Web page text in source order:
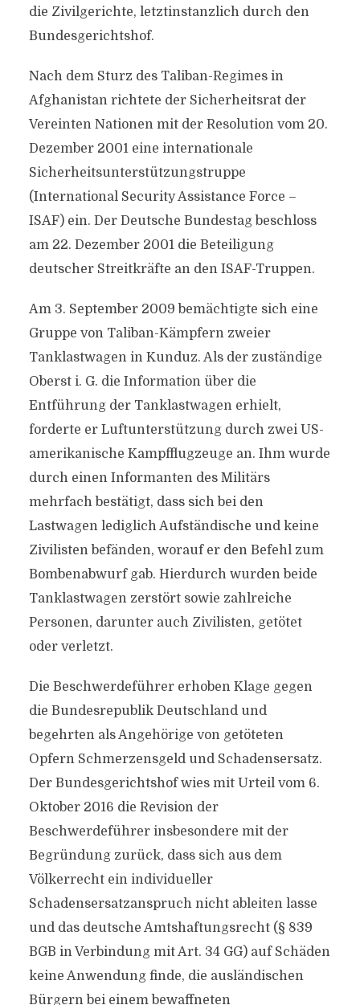
die Zivilgerichte, letztinstanzlich durch den
Bundesgerichtshof.
Nach dem Sturz des Taliban-Regimes in
Afghanistan richtete der Sicherheitsrat der
Vereinten Nationen mit der Resolution vom 20.
Dezember 2001 eine internationale
Sicherheitsunterstützungstruppe
(International Security Assistance Force –
ISAF) ein. Der Deutsche Bundestag beschloss
am 22. Dezember 2001 die Beteiligung
deutscher Streitkräfte an den ISAF-Truppen.
Am 3. September 2009 bemächtigte sich eine
Gruppe von Taliban-Kämpfern zweier
Tanklastwagen in Kunduz. Als der zuständige
Oberst i. G. die Information über die
Entführung der Tanklastwagen erhielt,
forderte er Luftunterstützung durch zwei US-
amerikanische Kampfflugzeuge an. Ihm wurde
durch einen Informanten des Militärs
mehrfach bestätigt, dass sich bei den
Lastwagen lediglich Aufständische und keine
Zivilisten befänden, worauf er den Befehl zum
Bombenabwurf gab. Hierdurch wurden beide
Tanklastwagen zerstört sowie zahlreiche
Personen, darunter auch Zivilisten, getötet
oder verletzt.
Die Beschwerdeführer erhoben Klage gegen
die Bundesrepublik Deutschland und
begehrten als Angehörige von getöteten
Opfern Schmerzensgeld und Schadensersatz.
Der Bundesgerichtshof wies mit Urteil vom 6.
Oktober 2016 die Revision der
Beschwerdeführer insbesondere mit der
Begründung zurück, dass sich aus dem
Völkerrecht ein individueller
Schadensersatzanspruch nicht ableiten lasse
und das deutsche Amtshaftungsrecht (§ 839
BGB in Verbindung mit Art. 34 GG) auf Schäden
keine Anwendung finde, die ausländischen
Bürgern bei einem bewaffneten